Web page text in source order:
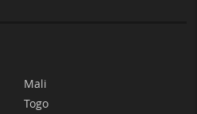
Mali
Togo